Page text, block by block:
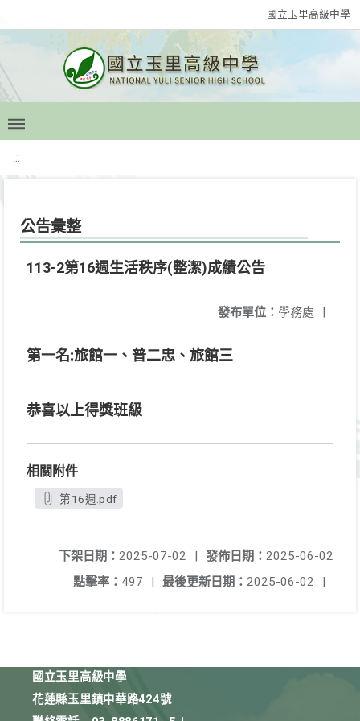
國立玉里高級中學
:::
公告彙整
113-2第16週生活秩序(整潔)成績公告
發布單位： 學務處 |
第一名:旅館一、普二忠、旅館三
恭喜以上得獎班級
相關附件
第16週.pdf
發佈日期： 2025-06-02
下架日期： 2025-07-02
|
最後更新日期： 2025-06-02 |
點擊率： 497 |
國立玉里高級中學
花蓮縣玉里鎮中華路424號